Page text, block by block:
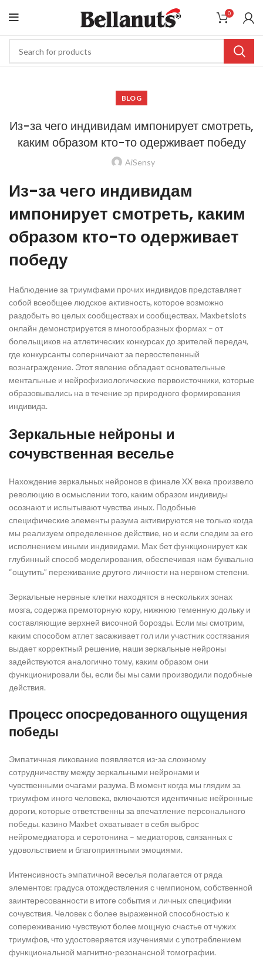
0
BLOG
Из-за чего индивидам импонирует смотреть,
каким образом кто-то одерживает победу
AiSensy
Из-за чего индивидам
импонирует смотреть, каким
образом кто-то одерживает
победу
Наблюдение за триумфами прочих индивидов представляет
собой всеобщее людское активность, которое возможно
раздобыть во целых сообществах и сообществах. Maxbetslots
онлайн демонстрируется в многообразных формах – от
болельщиков на атлетических конкурсах до зрителей передач,
где конкурсанты соперничают за первостепенный
вознаграждение. Этот явление обладает основательные
ментальные и нейрофизиологические первоисточники, которые
образовывались на в течение эр природного формирования
индивида.
Зеркальные нейроны и
сочувственная веселье
Нахождение зеркальных нейронов в финале XX века произвело
революцию в осмыслении того, каким образом индивиды
осознают и испытывают чувства иных. Подобные
специфические элементы разума активируются не только когда
мы реализуем определенное действие, но и если следим за его
исполнением иными индивидами. Мах бет функционирует как
глубинный способ моделирования, обеспечивая нам буквально
“ощутить” переживание другого личности на нервном степени.
Зеркальные нервные клетки находятся в нескольких зонах
мозга, содержа премоторную кору, нижнюю теменную дольку и
составляющие верхней височной борозды. Если мы смотрим,
каким способом атлет засаживает гол или участник состязания
выдает корректный решение, наши зеркальные нейроны
задействуются аналогично тому, каким образом они
функционировали бы, если бы мы сами производили подобные
действия.
Процесс опосредованного ощущения
победы
Эмпатичная ликование появляется из-за сложному
сотрудничеству между зеркальными нейронами и
чувственными очагами разума. В момент когда мы глядим за
триумфом иного человека, включаются идентичные нейронные
дороги, которые ответственны за впечатление персонального
победы. казино Maxbet охватывает в себя выброс
нейромедиатора и серотонина – медиаторов, связанных с
удовольствием и благоприятными эмоциями.
Интенсивность эмпатичной веселья полагается от ряда
элементов: градуса отождествления с чемпионом, собственной
заинтересованности в итоге события и личных специфики
сочувствия. Человек с более выраженной способностью к
сопереживанию чувствуют более мощную счастье от чужих
триумфов, что удостоверяется изучениями с употреблением
функциональной магнитно-резонансной томографии.